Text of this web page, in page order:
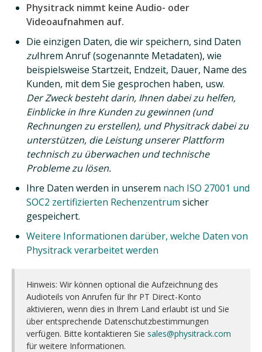
Physitrack nimmt keine Audio- oder
Videoaufnahmen auf.
Die einzigen Daten, die wir speichern, sind Daten
zuIhrem Anruf (sogenannte Metadaten), wie
beispielsweise Startzeit, Endzeit, Dauer, Name des
Kunden, mit dem Sie gesprochen haben, usw.
Der Zweck besteht darin, Ihnen dabei zu helfen,
Einblicke in Ihre Kunden zu gewinnen (und
Rechnungen zu erstellen), und Physitrack dabei zu
unterstützen, die Leistung unserer Plattform
technisch zu überwachen und technische
Probleme zu lösen.
Ihre Daten werden in unserem nach ISO 27001 und
SOC2 zertifizierten Rechenzentrum sicher
gespeichert.
Weitere Informationen darüber, welche Daten von
Physitrack verarbeitet werden
Hinweis: Wir können optional die Aufzeichnung des
Audioteils von Anrufen für Ihr PT Direct-Konto
aktivieren, wenn dies in Ihrem Land erlaubt ist und Sie
über entsprechende Datenschutzbestimmungen
verfügen. Bitte kontaktieren Sie sales@physitrack.com
für weitere Informationen.